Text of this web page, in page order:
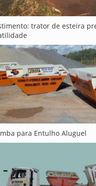
trator de esteira
para Entulho Aluguel